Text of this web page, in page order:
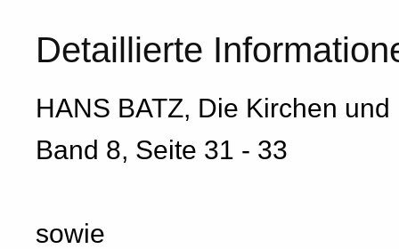
Detaillierte
HANS BATZ, Die Kirchen
Band 8, Seite 31 - 33
sowie